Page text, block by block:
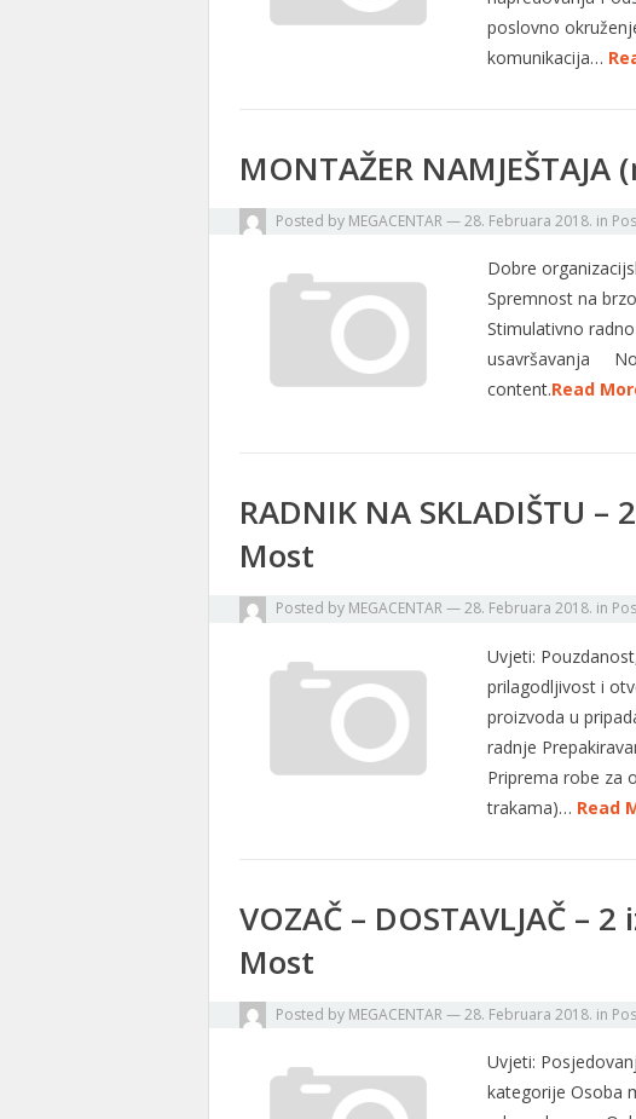
poslovno
komunikacija…
MONTAŽER
Posted by MEGACENTAR —28. Februara 2018. in
Dobre
Spremnost na
Stimulativno
usavršavanja
content.Read
RADNIK NA SKLADIŠTU –
Most
Posted by MEGACENTAR —28. Februara 2018. in
Uvjeti:
prilagodljivost i
proizvoda u
radnje
Priprema robe za
trakama)… Read
VOZAČ – DOSTAVLJAČ –
Most
Posted by MEGACENTAR —28. Februara 2018. in
Uvjeti:
kategorije Osoba